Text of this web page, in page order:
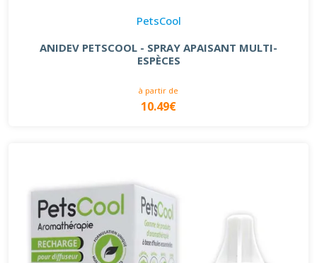
PetsCool
ANIDEV PETSCOOL - SPRAY APAISANT MULTI-
ESPÈCES
à partir de
10.49€